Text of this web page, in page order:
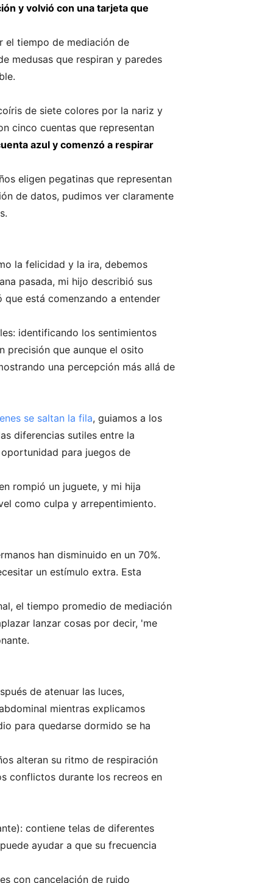
y volvió con una tarjeta que
el tiempo de mediación de
medusas que respiran y paredes
de siete colores por la nariz y
cinco cuentas que representan
azul y comenzó a respirar
eligen pegatinas que representan
de datos, pudimos ver claramente
la felicidad y la ira, debemos
pasada, mi hijo describió sus
está comenzando a entender
identificando los sentimientos
precisión que aunque el osito
una percepción más allá de
se saltan la fila, guiamos a los
diferencias sutiles entre la
para juegos de
rompió un juguete, y mi hija
como culpa y arrepentimiento.
han disminuido en un 70%.
un estímulo extra. Esta
el tiempo promedio de mediación
lanzar cosas por decir, 'me
de atenuar las luces,
mientras explicamos
para quedarse dormido se ha
alteran su ritmo de respiración
conflictos durante los recreos en
contiene telas de diferentes
ayudar a que su frecuencia
con cancelación de ruido